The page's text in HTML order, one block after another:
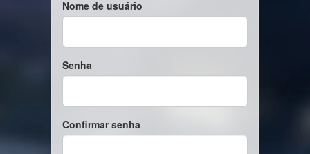
Nome de usuário
Senha
Confirmar senha